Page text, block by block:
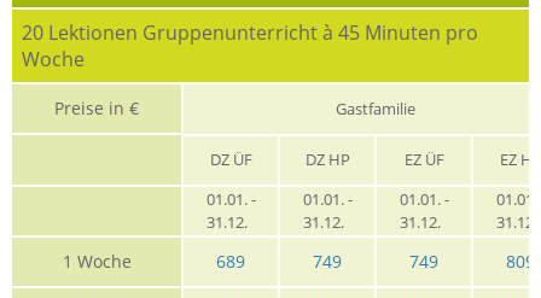
20 Lektionen Gruppenunterricht à 45 Minuten pro
Woche
Preise in € Gastfamilie
DZ ÜF DZ HP EZ ÜF
EZ HP
01.01. -
31.12.
01.01. -
31.12.
01.01. -
31.12.
01.01.
1 Woche 689 749 749 809